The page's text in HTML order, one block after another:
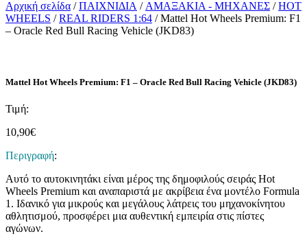
Αρχική σελίδα /ΠΑΙΧΝΙΔΙΑ / ΑΜΑΞΑΚΙΑ - ΜΗΧΑΝΕΣ /HOT
WHEELS /REAL RIDERS 1:64 / Mattel Hot Wheels Premium: F1
– Oracle Red Bull Racing Vehicle (JKD83)
Mattel Hot Wheels Premium: F1 – Oracle Red Bull Racing Vehicle (JKD83)
Τιμή:
10,90€
Περιγραφή:
Αυτό το αυτοκινητάκι είναι μέρος της δημοφιλούς σειράς Hot
Wheels Premium και αναπαριστά με ακρίβεια ένα μοντέλο Formula
1. Ιδανικό για μικρούς και μεγάλους λάτρεις του μηχανοκίνητου
αθλητισμού, προσφέρει μια αυθεντική εμπειρία στις πίστες
αγώνων.